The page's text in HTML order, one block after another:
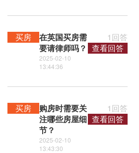
买房
在英国买房需
要请律师吗？
2025-02-10
13:44:36
1回答
查看回答
买房
购房时需要关
注哪些房屋细
节？
2025-02-10
13:43:30
1回答
查看回答